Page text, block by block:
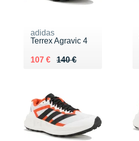
adidas
Terrex Agravic 4
140 €
Au lieu de 140 €
107 €
Vendu 107 €